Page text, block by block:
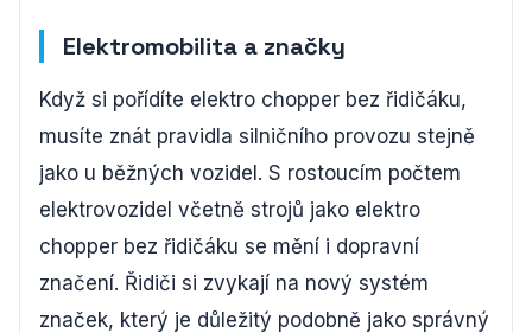
Elektromobilita a značky
Když si pořídíte elektro chopper bez řidičáku,
musíte znát pravidla silničního provozu stejně
jako u běžných vozidel. S rostoucím počtem
elektrovozidel včetně strojů jako elektro
chopper bez řidičáku se mění i dopravní
značení. Řidiči si zvykají na nový systém
značek, který je důležitý podobně jako správný